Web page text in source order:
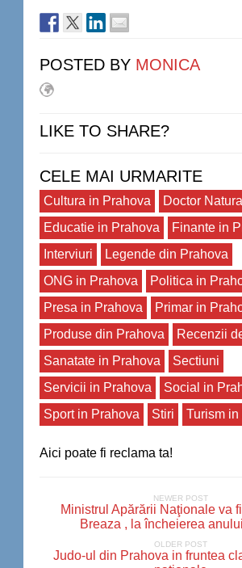
POSTED BY MONICA
LIKE TO SHARE?
CELE MAI URMARITE
Cultura in Prahova
Doctor Natura
Educatie in Prahova
Finante in
Interviuri
Legende din Prahova
ONG in Prahova
Politica in
Presa in Prahova
Primar in
Produse din Prahova
Recenzii
Sanatate in Prahova
Sectiuni
Servicii in Prahova
Social in
Sport in Prahova
Stiri Turism in
Aici poate fi reclama ta!
NEWER POST
Ministrul Apărării Naţionale va
Breaza , la încheierea
OLDER POST
Judo-ul din Prahova in fruntea